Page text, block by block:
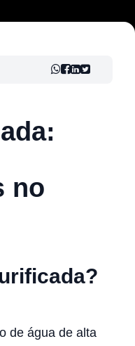
no
de água de alta